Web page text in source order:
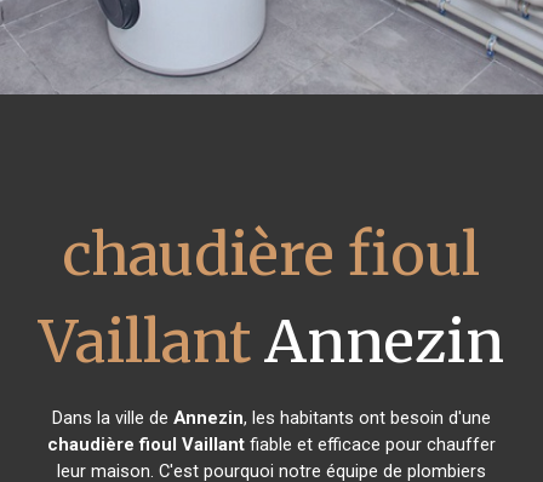
chaudière fioul
VaillantAnnezin
Dans la ville de Annezin, les habitants ont besoin d'une
chaudière fioul Vaillantfiable et efficace pour chauffer
leur maison. C'est pourquoi notre équipe de plombiers